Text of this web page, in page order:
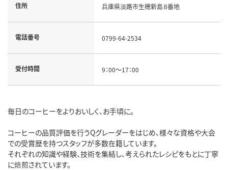
住所 兵庫県淡路市生穂新島８番地
電話番号 0799-64-2534
受付時間 9：00～17：00
毎日のコーヒーをよりおいしく、お手頃に。
コーヒーの品質評価を行うQグレーダーをはじめ、様々な資格や大会
での受賞歴を持つスタッフが多数在籍しています。
それぞれの知識や経験、技術を集結し、考えられたレシピをもとに丁寧
に焙煎されています。